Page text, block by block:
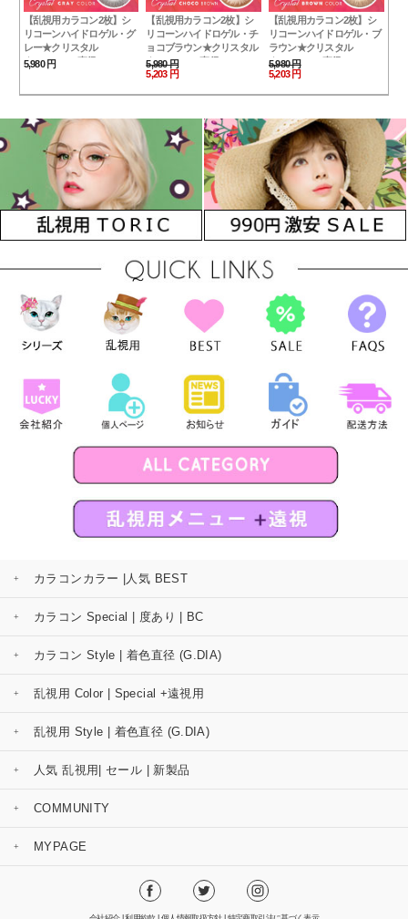
【乱視用カラコン2枚】シ
リコーンハイドロゲル・グ
レー★クリスタル
★PREMIUM[直径 : 14.3mm
hydrogel 24
5,980 円
【乱視用カラコン2枚】シ
リコーンハイドロゲル・チ
ョコブラウン★クリスタル
★PREMIUM[直径 : 14.3mm
着色：13.5mm BC : 8.7]
silicone hydrogel 23
5,980 円
5,203 円
【乱視用カラコン2枚】シ
リコーンハイドロゲル・ブ
ラウン★クリスタル
★PREMIUM[直径 : 14.3mm
着色：13.5mm BC : 8.7]
hydrogel 25
5,980 円
5,203 円
カラコンカラー |人気 BEST
カラコン Special | 度あり | BC
カラコン Style | 着色直径 (G.DIA)
乱視用 Color | Special +遠視用
乱視用 Style | 着色直径 (G.DIA)
人気 乱視用| セール | 新製品
COMMUNITY
MYPAGE